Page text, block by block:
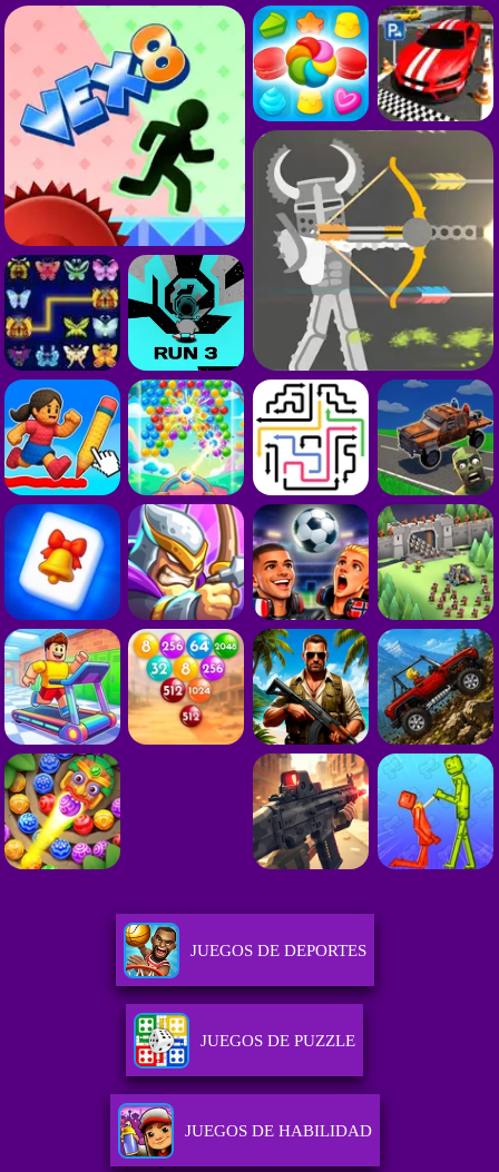
JUEGOS DE DEPORTES
JUEGOS DE PUZZLE
JUEGOS DE HABILIDAD